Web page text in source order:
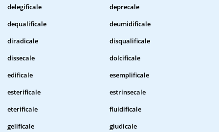
delegificale
deprecale
dequalificale
deumidificale
diradicale
disqualificale
dissecale
dolcificale
edificale
esemplificale
esterificale
estrinsecale
eterificale
fluidificale
gelificale
giudicale